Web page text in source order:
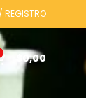
REGISTRO
0,00